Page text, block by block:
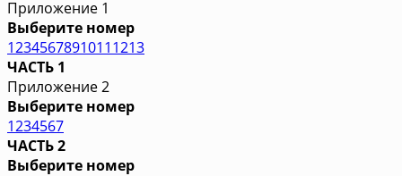
Приложение 1
Выберите номер
12345678910111213
ЧАСТЬ 1
Приложение 2
Выберите номер
1234567
ЧАСТЬ 2
Выберите номер